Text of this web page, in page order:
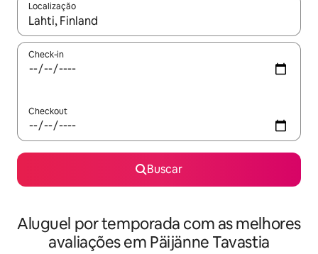
Localização
Quando os resultados estiverem disponíveis, explore-os
Check-in
Checkout
Buscar
Aluguel por temporada com as melhores
avaliações em Päijänne Tavastia